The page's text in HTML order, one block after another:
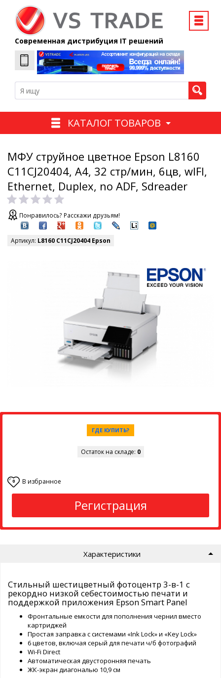
Современная дистрибуция IT решений
КАТАЛОГ ТОВАРОВ
МФУ струйное цветное Epson L8160
C11CJ20404, А4, 32 стр/мин, 6цв, wIFI,
Ethernet, Duplex, no ADF, Sdreader
Понравилось? Расскажи друзьям!
Артикул: L8160 C11CJ20404 Epson
ГДЕ КУПИТЬ?
Остаток на складе: 0
0 В избранное
Регистрация
Характеристики
Стильный шестицветный фотоцентр 3-в-1 с
рекордно низкой себестоимостью печати и
поддержкой приложения Epson Smart Panel
Фронтальные емкости для пополнения чернил вместо
картриджей
Простая заправка с системами «Ink Lock» и «Key Lock»
6 цветов, включая серый для печати ч/б фотографий
Wi-Fi Direct
Автоматическая двусторонняя печать
ЖК-экран диагональю 10,9 см